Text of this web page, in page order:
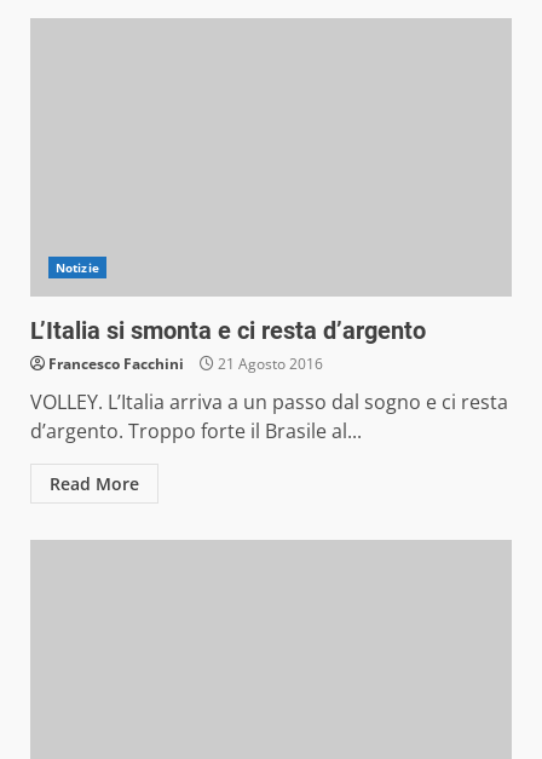
Notizie
L’Italia si smonta e ci resta d’argento
Francesco Facchini 21 Agosto 2016
VOLLEY. L’Italia arriva a un passo dal sogno e ci resta
d’argento. Troppo forte il Brasile al...
Read More